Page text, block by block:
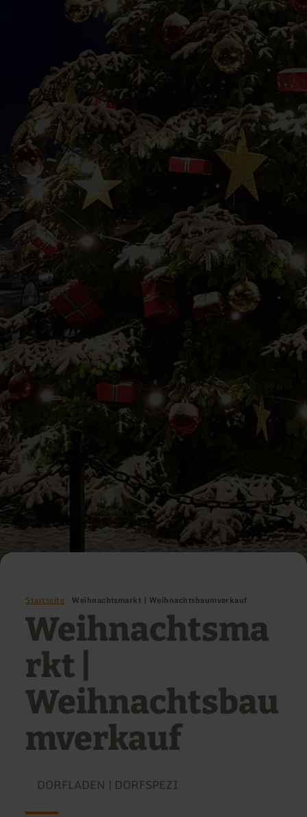
Startseite Weihnachtsmarkt | Weihnachtsbaumverkauf
Weihnachtsma
rkt |
Weihnachtsbau
mverkauf
DORFLADEN | DORFSPEZI